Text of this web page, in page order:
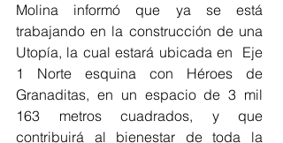
Molina informó que ya se está
trabajando en la construcción de una
Utopía, la cual estará ubicada en  Eje
1 Norte esquina con Héroes de
Granaditas, en un espacio de 3 mil
163 metros cuadrados, y que
contribuirá al bienestar de toda la